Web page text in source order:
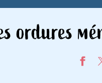
ordures